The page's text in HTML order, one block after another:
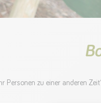
Personen zu einer anderen